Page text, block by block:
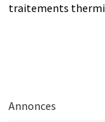
traitements
Annonces